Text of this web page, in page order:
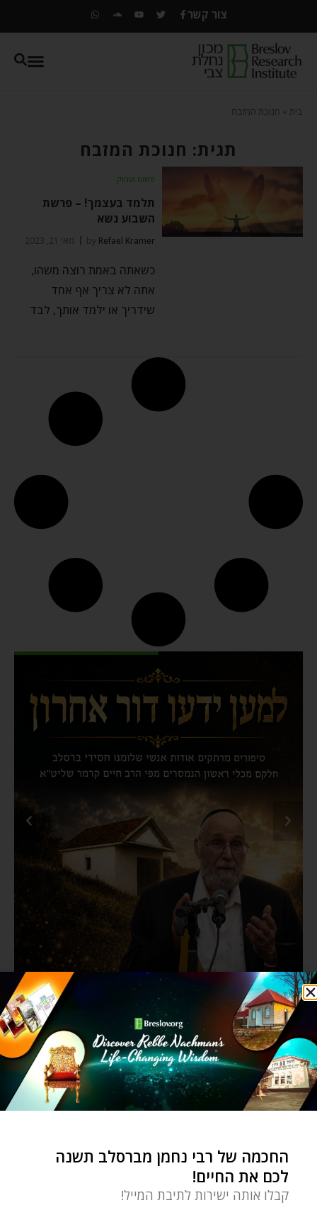
צור קשר
בית חנוכת המזבח
תגית: חנוכת המזבח
פשוט ועמוק
תלמד בעצמך! – פרשת
השבוע נשא
by Refael Kramer מאי 21, 2023
כשאתה באמת רוצה משהו,
אתה לא צריך אף אחד
שידריך או ילמד אותך, לבד
החכמה של רבי נחמן מברסלב תשנה
לכם את החיים!
קבלו אותה ישירות לתיבת המייל!